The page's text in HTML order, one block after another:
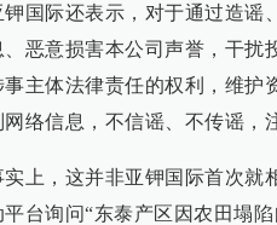
钾国际还表示，对于通过造谣
、恶意损害本公司声誉，干扰
事主体法律责任的权利，维护
网络信息，不信谣、不传谣，
实上，这并非亚钾国际首次就
平台询问“东泰产区因农田塌